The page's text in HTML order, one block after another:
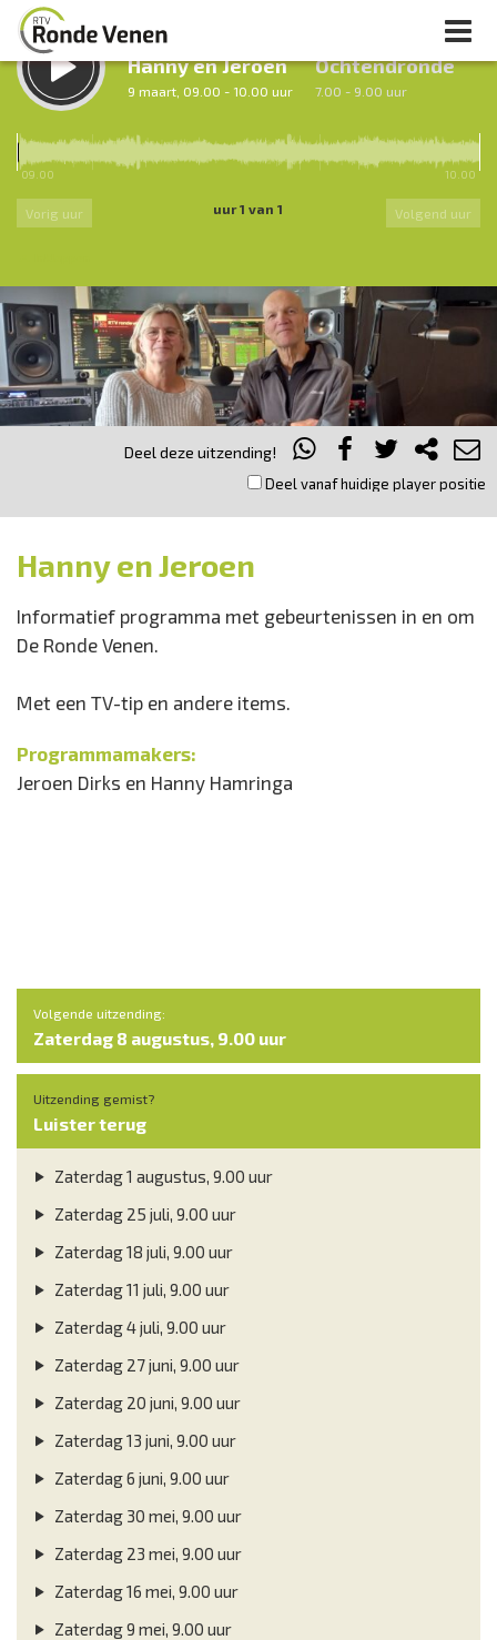
LUISTER TERUG:
Hanny en Jeroen
9 maart, 09.00 - 10.00 uur
Ochtendronde
7.00 - 9.00 uur
09.00 10.00
Vorig uur uur 1 van 1 Volgend uur
Deel deze uitzending!
Deel vanaf huidige player positie
Hanny en Jeroen
Informatief programma met gebeurtenissen in en om
De Ronde Venen.
Met een TV-tip en andere items.
Programmamakers:
Jeroen Dirks en Hanny Hamringa
Volgende uitzending:
Zaterdag 8 augustus, 9.00 uur
Uitzending gemist?
Luister terug
Zaterdag 1 augustus, 9.00 uur
Zaterdag 25 juli, 9.00 uur
Zaterdag 18 juli, 9.00 uur
Zaterdag 11 juli, 9.00 uur
Zaterdag 4 juli, 9.00 uur
Zaterdag 27 juni, 9.00 uur
Zaterdag 20 juni, 9.00 uur
Zaterdag 13 juni, 9.00 uur
Zaterdag 6 juni, 9.00 uur
Zaterdag 30 mei, 9.00 uur
Zaterdag 23 mei, 9.00 uur
Zaterdag 16 mei, 9.00 uur
Zaterdag 9 mei, 9.00 uur